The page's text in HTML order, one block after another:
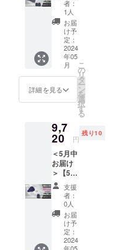
干の修
正が入
る場合
がござ
いま
す。
売予定
価格
8,970円
(税込)
6,010円
(税込・
送料込)
※生産状
けが遅
れる可
能性が
ござい
ます。
※仕様・
デザイ
ンに若
干の修
正が入
る場合
がござ
いま
23％OF
F
XPAND
PACK
自転
車カ
バー ▼
お届け
内容
XPAND
PACK 2
転車カ
バー＋
収納
ケー
ス） 一
般販売
予定価
11,980
円(税込)
9,225円
(税込・
者：
1人
お届
け予
定：
2024
年05
月
詳細を見る
こ
の
リ
タ
ー
ン
を
選
択
す
る
9,7
20 円
残り10
＜5月中
お届け
＞【5個
セット
割】
35％OF
F
XPAND
PACK
サド
支援
者：
0人
お届
け予
定：
2024